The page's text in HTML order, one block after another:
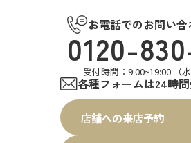
お電話でのお問い合
0120-
受付時間：9:00~19:00 （水
各種フォームは24時間
店舗への来店予約